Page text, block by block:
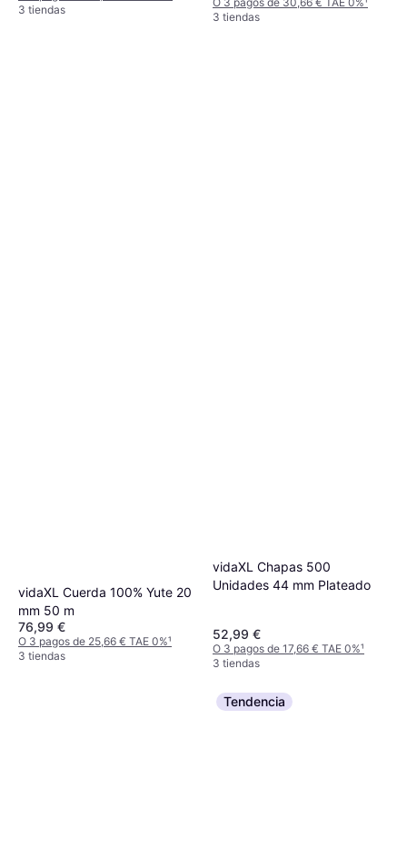
3 tiendas
3 tiendas
vidaXL Cuerda 100% Yute 20
mm 50 m
76,99 €
O 3 pagos de 25,66 € TAE 0%¹
3 tiendas
vidaXL Chapas 500
Unidades 44 mm Plateado
52,99 €
O 3 pagos de 17,66 € TAE 0%¹
3 tiendas
Tendencia